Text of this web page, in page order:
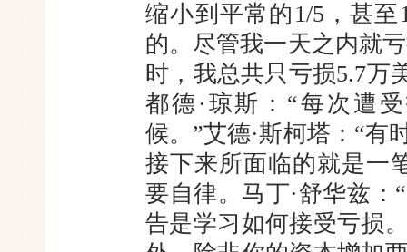
缩小到平常的1/5，甚
的。尽管我一天之内就
时，我总共只亏损5.7万
都德·琼斯：“每次遭
候。”艾德·斯柯塔：“有
接下来所面临的就是一
要自律。马丁·舒华兹
告是学习如何接受亏损